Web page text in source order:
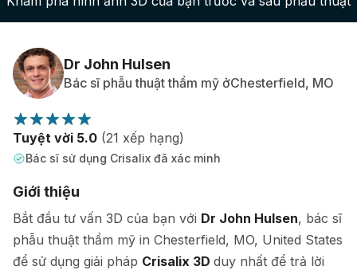
Gói
Đánh giá của bệnh nhân
Dr John Hulsen
Bác sĩ phẫu thuật thẩm mỹ ởChesterfield, MO
Tuyệt vời 5.0 (21 xếp hạng)
Bác sĩ sử dụng Crisalix đã xác minh
Giới thiệu
Bắt đầu tư vấn 3D của bạn với Dr John Hulsen, bác sĩ
phẫu thuật thẩm mỹ in Chesterfield, MO, United States
để sử dụng giải pháp Crisalix 3D duy nhất để trả lời